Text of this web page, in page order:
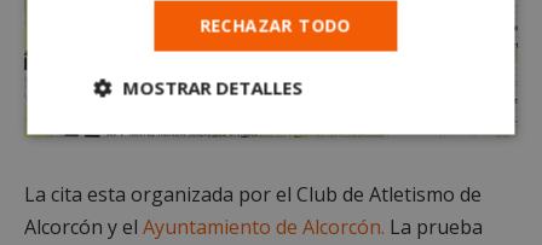
La cita esta organizada por el Club de Atletismo de
Alcorcón y el Ayuntamiento de Alcorcón. La prueba
RECHAZAR TODO
MOSTRAR DETALLES
Cookies
Cookies de